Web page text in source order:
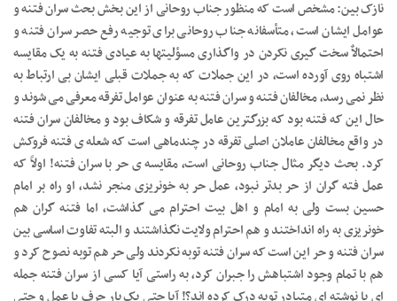
نازک بین: مشخص است که منظور جناب روحانی از این بخش بحث سران فتنه و
عوامل ایشان است، متأسفانه جناب روحانی برای توجیه رفع حصر سران فتنه و
احتمالاٌ سخت گیری نکردن در واگذاری مسؤلیتها به عیادی فتنه به یک مقایسه
اشتباه روی آورده است، در این جملات که به جملات قبلی ایشان بی ارتباط به
نظر نمی رسد، مخالفان فتنه و سران فتنه به عنوان عوامل تفرقه معرفی می شوند و
حال این که فتنه بود که بزرگترین عامل تفرقه و شکاف بود و مخالفان سران فتنه
در واقع مخالفان عاملان اصلی تفرقه در چندماهی است که شعله ی فتنه فروکش
کرد. بحث دیگر مثال جناب روحانی است، مقایسه ی حر با سران فتنه! اولاً که
عمل فته گران از حر بدتر نبود، عمل حر به خونریزی منجر نشد، او راه بر امام
حسین بست ولی به امام و اهل بیت احترام می گذاشت، اما فتنه گران هم
خونریزی به راه انداختند و هم احترام ولایت نگذاشتند و البته تفاوت اساسی بین
سران فتنه و حر این است که سران فتنه توبه نکردند ولی حر هم توبه نصوح کرد و
هم با تمام وجود اشتباهش را جبران کرد، به راستی آیا کسی از سران فتنه جمله